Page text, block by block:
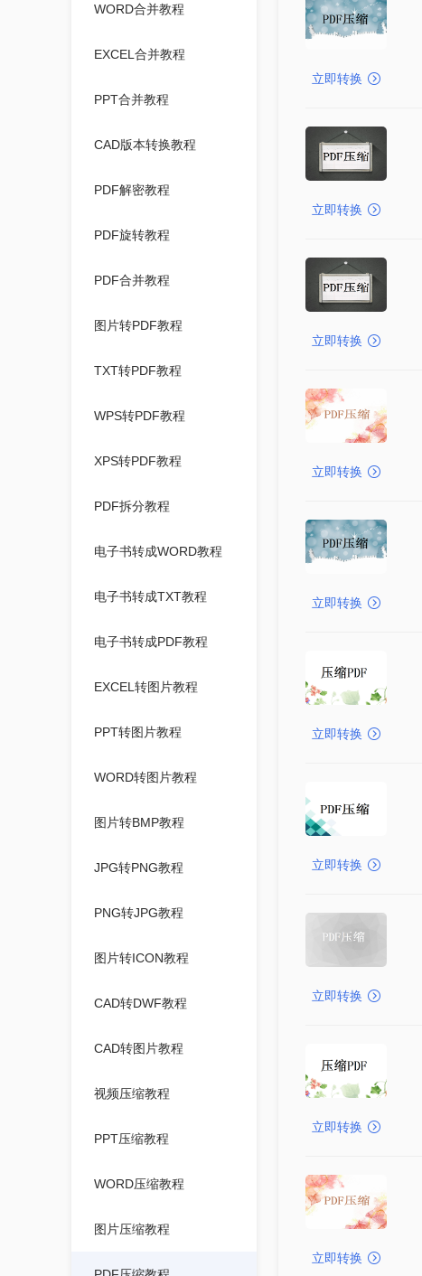
WORD合并教程
EXCEL合并教程
PPT合并教程
CAD版本转换教程
PDF解密教程
PDF旋转教程
PDF合并教程
图片转PDF教程
TXT转PDF教程
WPS转PDF教程
XPS转PDF教程
PDF拆分教程
电子书转成WORD教程
电子书转成TXT教程
电子书转成PDF教程
EXCEL转图片教程
PPT转图片教程
WORD转图片教程
图片转BMP教程
JPG转PNG教程
PNG转JPG教程
图片转ICON教程
CAD转DWF教程
CAD转图片教程
视频压缩教程
PPT压缩教程
WORD压缩教程
图片压缩教程
立即转换
立即转换
立即转换
立即转换
立即转换
立即转换
立即转换
立即转换
立即转换
立即转换